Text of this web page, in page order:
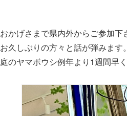
おかげさまで県内外からご参加
お久しぶりの方々と話が弾みます。
庭のヤマボウシ例年より1週間早